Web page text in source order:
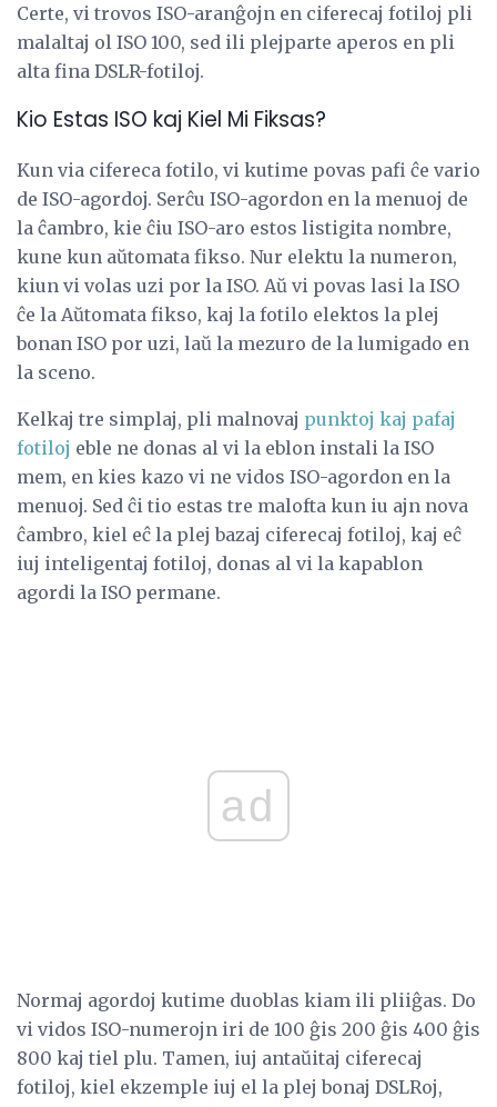
Certe, vi trovos ISO-aranĝojn en ciferecaj fotiloj pli
malaltaj ol ISO 100, sed ili plejparte aperos en pli
alta fina DSLR-fotiloj.
Kio Estas ISO kaj Kiel Mi Fiksas?
Kun via cifereca fotilo, vi kutime povas pafi ĉe vario
de ISO-agordoj. Serĉu ISO-agordon en la menuoj de
la ĉambro, kie ĉiu ISO-aro estos listigita nombre,
kune kun aŭtomata fikso. Nur elektu la numeron,
kiun vi volas uzi por la ISO. Aŭ vi povas lasi la ISO
ĉe la Aŭtomata fikso, kaj la fotilo elektos la plej
bonan ISO por uzi, laŭ la mezuro de la lumigado en
la sceno.
Kelkaj tre simplaj, pli malnovaj punktoj kaj pafaj
fotiloj eble ne donas al vi la eblon instali la ISO
mem, en kies kazo vi ne vidos ISO-agordon en la
menuoj. Sed ĉi tio estas tre malofta kun iu ajn nova
ĉambro, kiel eĉ la plej bazaj ciferecaj fotiloj, kaj eĉ
iuj inteligentaj fotiloj, donas al vi la kapablon
agordi la ISO permane.
ad
Normaj agordoj kutime duoblas kiam ili pliiĝas. Do
vi vidos ISO-numerojn iri de 100 ĝis 200 ĝis 400 ĝis
800 kaj tiel plu. Tamen, iuj antaŭitaj ciferecaj
fotiloj, kiel ekzemple iuj el la plej bonaj DSLRoj,